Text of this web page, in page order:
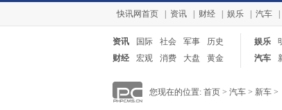
快讯网首页 资讯 财经 娱乐 汽车
资讯 国际 社会 军事
历史
财经
宏观 消费 大盘 黄金
娱乐
汽车
您现在的位置: 首页> 汽车> 新车>